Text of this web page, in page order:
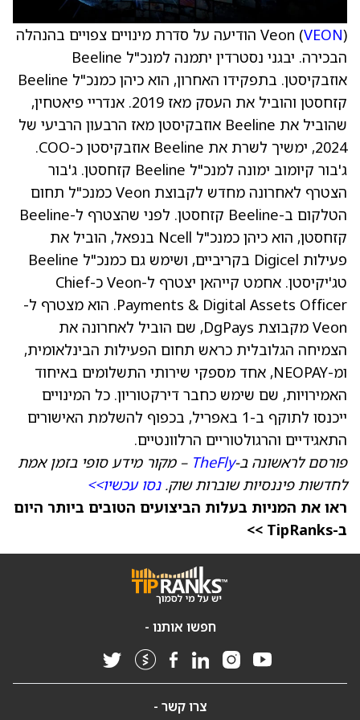
Veon (VEON
) הודיעה על סדרת מינויים צפויים בהנהלה
הבכירה. יבגני נסטרדין יתמנה למנכ"ל Beeline
אוזבקיסטן. בתפקידו האחרון, הוא כיהן כמנכ"ל Beeline
קזחסטן והוביל את העסק מאז 2019. אנדריי פיאטחין,
שהוביל את Beeline אוזבקיסטן מאז הרבעון הרביעי של
2024, ימשיך לשרת את Beeline אוזבקיסטן כ-COO.
ג'בור קיומוב ימונה למנכ"ל Beeline קזחסטן. ג'בור
הצטרף לאחרונה מחדש לקבוצת Veon כמנכ"ל תחום
הטלקום ב-Beeline קזחסטן. לפני שהצטרף ל-Beeline
קזחסטן, הוא כיהן כמנכ"ל Ncell בנפאל, הוביל את
פעילות Digicel בקריביים, ושימש גם כמנכ"ל Beeline
טג'יקיסטן. אחמט קייהאן יצטרף ל-Veon כ-Chief
Payments & Digital Assets Officer. הוא מצטרף ל-
Veon מקבוצת DgPays, שם הוביל לאחרונה את
הצמיחה הגלובלית כראש תחום הפעילות הבינלאומית,
ומ-NEOPAY, אחד מספקי שירותי התשלומים באיחוד
האמירויות, שם שימש כחבר דירקטוריון. כל המינויים
ייכנסו לתוקף ב-1 באפריל, בכפוף להשלמת האישורים
התאגידיים והרגולטוריים הרלוונטיים.
פורסם לראשונה ב-TheFly – מקור מידע סופי בזמן אמת
לחדשות פיננסיות שוברות שוק.נסו עכשיו>>
ראו את המניות בעלות הביצועים הטובים ביותר היום
ב-TipRanks >>
חפשו אותנו -
צרו קשר -